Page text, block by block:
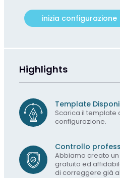
inizia configurazione
Highlights
Template
Scarica il template
configurazione.
Controllo
Abbiamo creato
gratuito ed
di correggere già